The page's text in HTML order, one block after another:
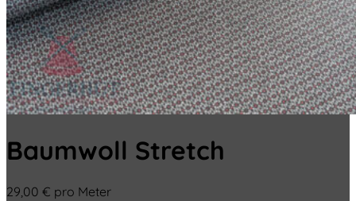
Baumwoll Stretch
29,00 € pro Meter